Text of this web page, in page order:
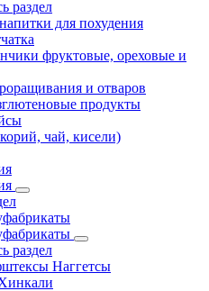
раздел
для похудения
фруктовые, ореховые и
и отваров
продукты
чай, кисели)
раздел
Наггетсы